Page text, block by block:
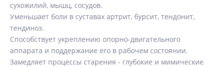
сухожилий, мышц, сосудов.
Уменьшает боли в суставах артрит, бурсит, тендонит,
тендиноз.
Способствует укреплению опорно-двигательного
аппарата и поддержание его в рабочем состоянии.
Замедляет процессы старения - глубокие и мимические